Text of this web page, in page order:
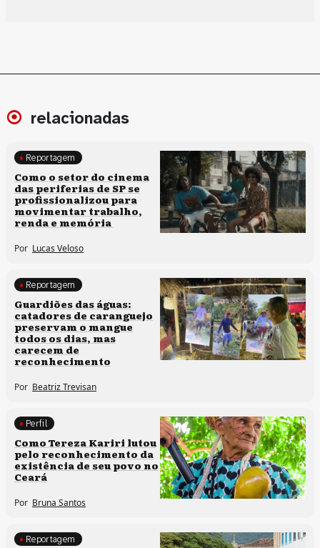
relacionadas
Políticas culturais
Reportagem
Como o setor do cinema
das periferias de SP se
profissionalizou para
movimentar trabalho,
renda e memória
Por Lucas Veloso
Clima e cultura
Reportagem
Guardiões das águas:
catadores de caranguejo
preservam o mangue
todos os dias, mas
carecem de
reconhecimento
Por Beatriz Trevisan
Comunidades tradicionais
Perfil
Como Tereza Kariri lutou
pelo reconhecimento da
existência de seu povo no
Ceará
Por Bruna Santos
Reportagem